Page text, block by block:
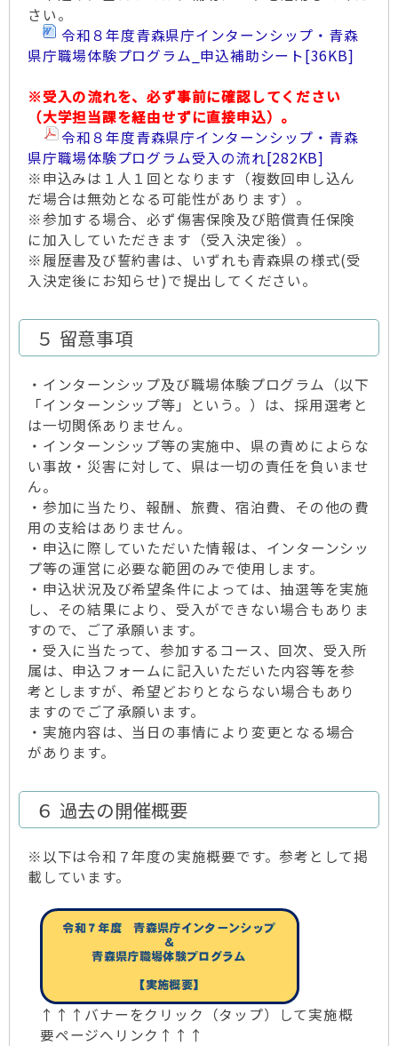
さい。
令和８年度青森県庁インターンシップ・青森
県庁職場体験プログラム_申込補助シート[36KB]
※受入の流れを、必ず事前に確認してください
（大学担当課を経由せずに直接申込）。
令和８年度青森県庁インターンシップ・青森
県庁職場体験プログラム受入の流れ[282KB]
※申込みは１人１回となります（複数回申し込ん
だ場合は無効となる可能性があります）。
※参加する場合、必ず傷害保険及び賠償責任保険
に加入していただきます（受入決定後）。
※履歴書及び誓約書は、いずれも青森県の様式(受
入決定後にお知らせ)で提出してください。
５ 留意事項
・インターンシップ及び職場体験プログラム（以下
「インターンシップ等」という。）は、採用選考と
は一切関係ありません。
・インターンシップ等の実施中、県の責めによらな
い事故・災害に対して、県は一切の責任を負いませ
ん。
・参加に当たり、報酬、旅費、宿泊費、その他の費
用の支給はありません。
・申込に際していただいた情報は、インターンシッ
プ等の運営に必要な範囲のみで使用します。
・申込状況及び希望条件によっては、抽選等を実施
し、その結果により、受入ができない場合もありま
すので、ご了承願います。
・受入に当たって、参加するコース、回次、受入所
属は、申込フォームに記入いただいた内容等を参
考としますが、希望どおりとならない場合もあり
ますのでご了承願います。
・実施内容は、当日の事情により変更となる場合
があります。
６ 過去の開催概要
※以下は令和７年度の実施概要です。参考として掲
載しています。
↑↑↑バナーをクリック（タップ）して実施概
要ページへリンク↑↑↑